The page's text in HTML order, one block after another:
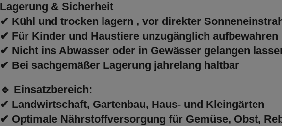
Lagerung & Sicherheit
✔ Kühl und trocken lagern , vor direkter
✔ Für Kinder und Haustiere unzugänglich aufbewahren
✔ Nicht ins Abwasser oder in Gewässer gelangen
✔ Bei sachgemäßer Lagerung jahrelang haltbar
🔹 Einsatzbereich:
✔ Landwirtschaft, Gartenbau, Haus- und Kleingärten
✔ Optimale Nährstoffversorgung für Gemüse, Obst,